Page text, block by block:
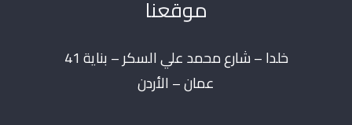
موقعنا
خلدا – شارع محمد علي السكر – بناية 41
عمان – الأردن